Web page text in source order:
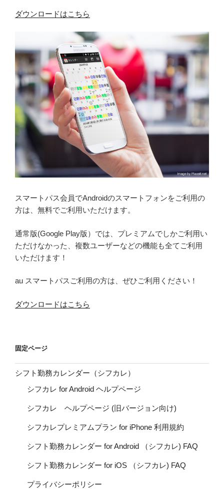
ダウンロードはこちら
スマートパス会員でAndroidのスマートフォンをご利用の
方は、無料でご利用いただけます。
通常版(Google Play版）では、プレミアムでしかご利用い
ただけなかった、複数ユーザーなどの機能も全てご利用
いただけます！
au スマートパスご利用の方は、ぜひご利用ください！
ダウンロードはこちら
固定ページ
シフト勤務カレンダー（シフカレ）
シフカレ for Android ヘルプページ
シフカレ ヘルプページ (旧バージョン向け)
シフカレプレミアムプラン for iPhone 利用規約
シフト勤務カレンダー for Android （シフカレ) FAQ
シフト勤務カレンダー for iOS （シフカレ) FAQ
プライバシーポリシー